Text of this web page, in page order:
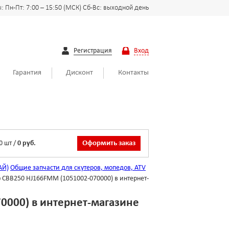
Пн-Пт: 7:00 – 15:50 (МСК) Сб-Вс: выходной день
Регистрация Вход
Гарантия Дисконт Контакты
шт / 0 руб. Оформить заказ
Общие запчасти для скутеров, мопедов, ATV
CBB250 HJ166FMM (1051002-070000) в интернет-
в интернет-магазине